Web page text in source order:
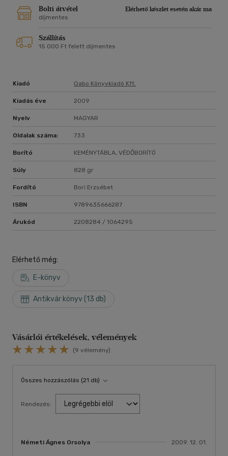
kódok ragyogóan összecsómozott szőttese; intelligens,
meglepetések. Hiszen- miként azt Robert Langdon felfedezi-
nincs páratlanabb vagy megrendítőbb, mint az a titok, amely
Bolti átvétel
Elérhető készlet esetén akár ma
díjmentes
Szállítás
15 000 Ft felett díjmentes
Kiadó Gabo Könyvkiadó Kft.
Kiadás éve 2009
Nyelv MAGYAR
Oldalak száma: 733
Borító KEMÉNYTÁBLA, VÉDŐBORÍTÓ
Súly 828 gr
Fordító Bori Erzsébet
ISBN 9789635666287
Árukód 2208284 / 1064295
Elérhető még:
E-könyv
Antikvár könyv (13 db)
Vásárlói értékelések, vélemények
(9 vélemény)
Összes hozzászólás (21 db)
Rendezés:
Németi Ágnes Orsolya 2009. 12. 01.